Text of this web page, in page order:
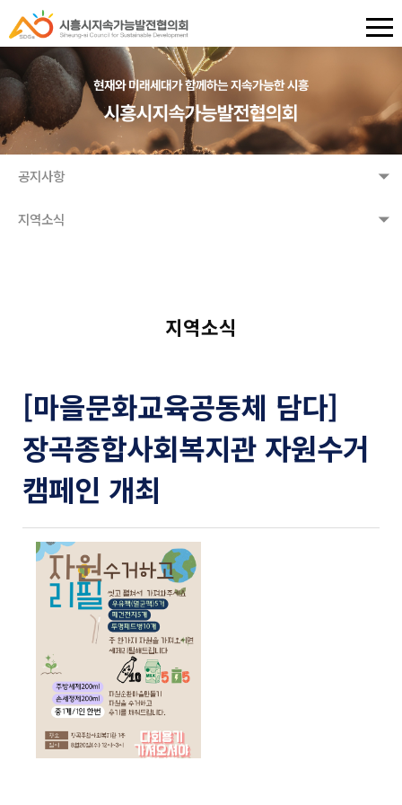
공지사항
지역소식
지역소식
[마을문화교육공동체 담다]
장곡종합사회복지관 자원수거
캠페인 개최